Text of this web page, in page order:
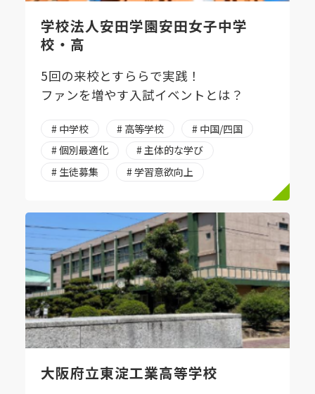
学校法人安田学園安田女子中学
校・高
5回の来校とすららで実践！
ファンを増やす入試イベントとは？
# 中学校 # 高等学校
# 中国/四国
# 個別最適化
# 主体的な学び
# 生徒募集
# 学習意欲向上
大阪府立東淀工業高等学校